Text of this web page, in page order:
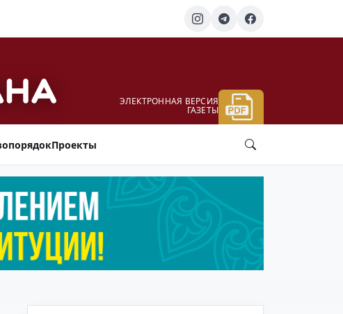
ЭЛЕКТРОННАЯ ВЕРСИЯ
ГАЗЕТЫ
Проекты